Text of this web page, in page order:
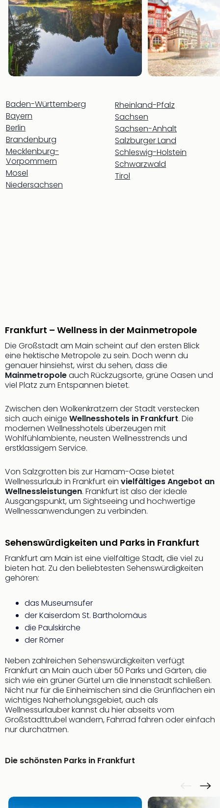
Baden-Württemberg
Bayern
Berlin
Brandenburg
Mecklenburg-
Vorpommern
Mosel
Niedersachsen
Rheinland-Pfalz
Sachsen
Sachsen-Anhalt
Salzburger Land
Schleswig-Holstein
Schwarzwald
Tirol
Frankfurt – Wellness in der Mainmetropole
Die Großstadt am Main scheint auf den ersten Blick
eine hektische Metropole zu sein. Doch wenn du
genauer hinsiehst, wirst du sehen, dass die
Mainmetropoleauch Rückzugsorte, grüne Oasen und
viel Platz zum Entspannen bietet.
Zwischen den Wolkenkratzern der Stadt verstecken
sich auch einige Wellnesshotels in Frankfurt. Die
modernen Wellnesshotels überzeugen mit
Wohlfühlambiente, neusten Wellnesstrends und
erstklassigem Service.
Von Salzgrotten bis zur Hamam-Oase bietet
Wellnessurlaub in Frankfurt ein vielfältiges Angebot an
Wellnessleistungen. Frankfurt ist also der ideale
Ausgangspunkt, um Sightseeing und hochwertige
Wellnessanwendungen zu verbinden.
Sehenswürdigkeiten und Parks in Frankfurt
Frankfurt am Main ist eine vielfältige Stadt, die viel zu
bieten hat. Zu den beliebtesten Sehenswürdigkeiten
gehören:
das Museumsufer
der Kaiserdom St. Bartholomäus
die Paulskirche
der Römer
Neben zahlreichen Sehenswürdigkeiten verfügt
Frankfurt an Main auch über 50 Parks und Gärten, die
sich wie ein grüner Gürtel um die Innenstadt schließen.
Nicht nur für die Einheimischen sind die Grünflächen ein
wichtiges Naherholungsgebiet, auch als
Wellnessurlauber kannst du hier abseits vom
Großstadttrubel wandern, Fahrrad fahren oder einfach
nur durchatmen.
Die schönsten Parks in Frankfurt